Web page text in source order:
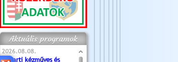
Aktuális programok
2026.08.08.
Tóparti kézműves és